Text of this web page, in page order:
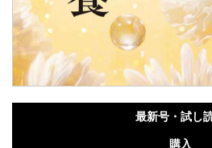
最新号・試し
購入